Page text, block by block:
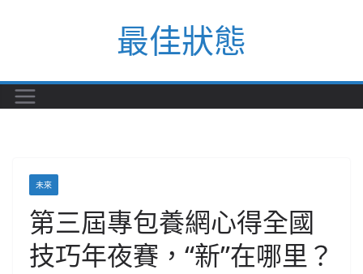
最佳狀態
未來
第三屆專包養網心得全國
技巧年夜賽，“新”在哪里？